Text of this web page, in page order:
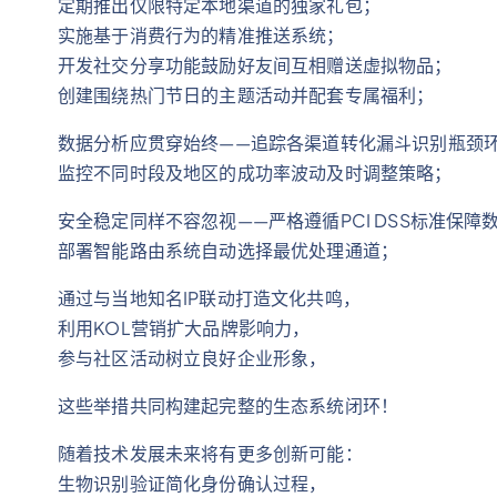
定期推出仅限特定本地渠道的独家礼包；
实施基于消费行为的精准推送系统；
开发社交分享功能鼓励好友间互相赠送虚拟物品；
创建围绕热门节日的主题活动并配套专属福利；
数据分析应贯穿始终——追踪各渠道转化漏斗识别瓶颈环
监控不同时段及地区的成功率波动及时调整策略；
安全稳定同样不容忽视——严格遵循PCI DSS标准保障数
部署智能路由系统自动选择最优处理通道；
通过与当地知名IP联动打造文化共鸣，
利用KOL营销扩大品牌影响力，
参与社区活动树立良好企业形象，
这些举措共同构建起完整的生态系统闭环！
随着技术发展未来将有更多创新可能：
生物识别验证简化身份确认过程，